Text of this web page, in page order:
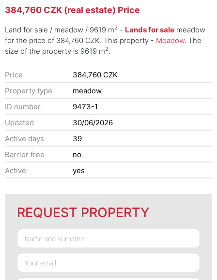
384,760 CZK (real estate) Price
Land for sale / meadow / 9619 m2 - Lands for sale meadow
for the price of 384,760 CZK. This property - Meadow. The
size of the property is 9619 m2.
Price
384,760 CZK
Property type
meadow
ID number
9473-1
Updated
30/06/2026
Active days
39
Barrier free
no
Active
yes
REQUEST PROPERTY